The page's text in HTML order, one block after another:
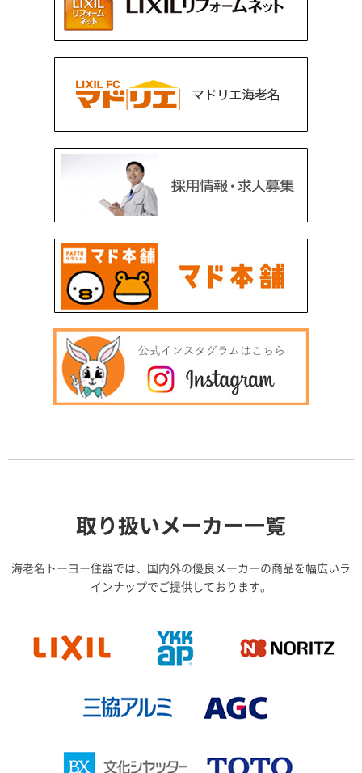
取り扱いメーカー一覧
海老名トーヨー住器では、国内外の優良メーカーの商品を幅広いラ
インナップでご提供しております。